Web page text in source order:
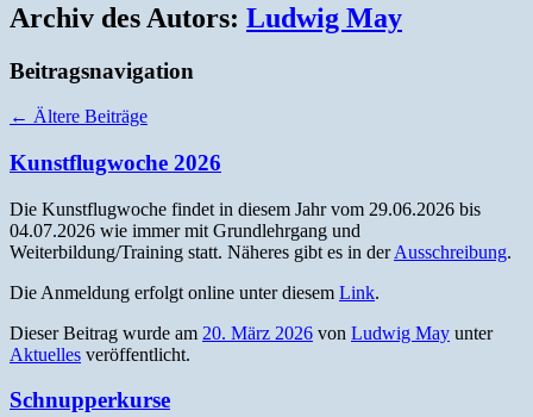
Archiv des Autors: Ludwig May
Beitragsnavigation
← Ältere Beiträge
Kunstflugwoche 2026
Die Kun­st­flug­woche find­et in diesem Jahr vom 29.06.2026 bis
04.07.2026 wie immer mit Grundlehrgang und
Weiterbildung/Training statt. Näheres gibt es in derAuss­chrei­bung.
Die Anmel­dung erfol­gt online unter diesem Link.
Dieser Beitrag wurde am 20. März 2026 von Ludwig May unter
Aktuelles veröffentlicht.
Schnupperkurse